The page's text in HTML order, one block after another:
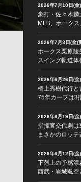
2026年7月10日(金
豪打・佐々木
MLB、ホーク
2026年7月3日(金)
ホークス栗原
スイング軌道
2026年6月26日(金
橋上秀樹代行と
75年カープは3
2026年6月19日(金
指揮官交代劇は
まさかのロッ
2026年6月12日(金
下剋上の予感漂
西武・岩城颯空